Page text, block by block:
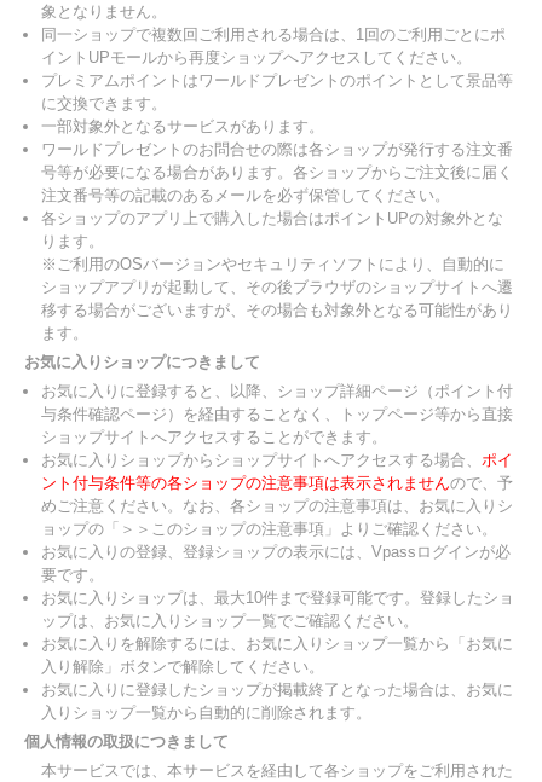
象となりません。
同一ショップで複数回ご利用される場合は、1回のご利用ごとにポ
イントUPモールから再度ショップへアクセスしてください。
プレミアムポイントはワールドプレゼントのポイントとして景品等
に交換できます。
一部対象外となるサービスがあります。
ワールドプレゼントのお問合せの際は各ショップが発行する注文番
号等が必要になる場合があります。各ショップからご注文後に届く
注文番号等の記載のあるメールを必ず保管してください。
各ショップのアプリ上で購入した場合はポイントUPの対象外とな
ります。
※ご利用のOSバージョンやセキュリティソフトにより、自動的に
ショップアプリが起動して、その後ブラウザのショップサイトへ遷
移する場合がございますが、その場合も対象外となる可能性があり
ます。
お気に入りショップにつきまして
お気に入りに登録すると、以降、ショップ詳細ページ（ポイント付
与条件確認ページ）を経由することなく、トップページ等から直接
ショップサイトへアクセスすることができます。
お気に入りショップからショップサイトへアクセスする場合、 ポイ
ント付与条件等の各ショップの注意事項は表示されませんので、予
めご注意ください。なお、各ショップの注意事項は、お気に入りシ
ョップの「＞＞このショップの注意事項」よりご確認ください。
お気に入りの登録、登録ショップの表示には、Vpassログインが必
要です。
お気に入りショップは、最大10件まで登録可能です。登録したショ
ップは、お気に入りショップ一覧でご確認ください。
お気に入りを解除するには、お気に入りショップ一覧から「お気に
入り解除」ボタンで解除してください。
お気に入りに登録したショップが掲載終了となった場合は、お気に
入りショップ一覧から自動的に削除されます。
個人情報の取扱につきまして
本サービスでは、本サービスを経由して各ショップをご利用された